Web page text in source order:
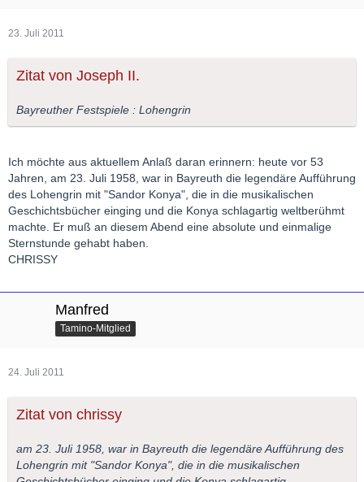
23. Juli 2011
Zitat von Joseph II.
Bayreuther Festspiele : Lohengrin
Ich möchte aus aktuellem Anlaß daran erinnern: heute vor 53
Jahren, am 23. Juli 1958, war in Bayreuth die legendäre Aufführung
des Lohengrin mit "Sandor Konya", die in die musikalischen
Geschichtsbücher einging und die Konya schlagartig weltberühmt
machte. Er muß an diesem Abend eine absolute und einmalige
Sternstunde gehabt haben.
CHRISSY
Manfred
Tamino-Mitglied
24. Juli 2011
Zitat von chrissy
am 23. Juli 1958, war in Bayreuth die legendäre Aufführung des
Lohengrin mit "Sandor Konya", die in die musikalischen